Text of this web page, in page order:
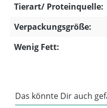
Tierart/ Proteinquelle:
Verpackungsgröße:
Wenig Fett:
Das könnte Dir auch